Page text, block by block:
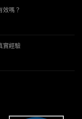
效嗎？
實經驗